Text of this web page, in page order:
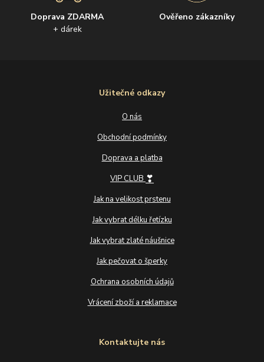
Doprava ZDARMA
+ dárek
Ověřeno zákazníky
Užitečné odkazy
O nás
Obchodní podmínky
Doprava a platba
VIP CLUB ❣
Jak na velikost prstenu
Jak vybrat délku řetízku
Jak vybrat zlaté náušnice
Jak pečovat o šperky
Ochrana osobních údajů
Vrácení zboží a reklamace
Kontaktujte nás